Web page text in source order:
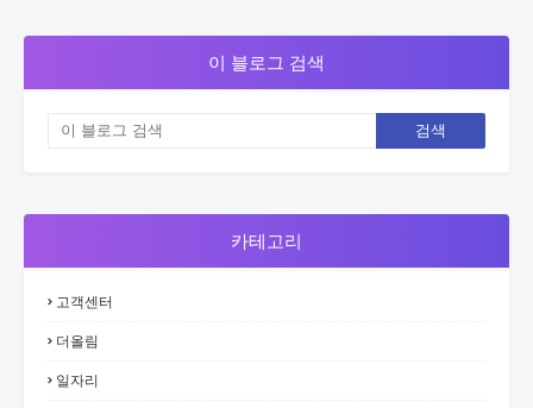
이 블로그 검색
카테고리
고객센터
더올림
일자리